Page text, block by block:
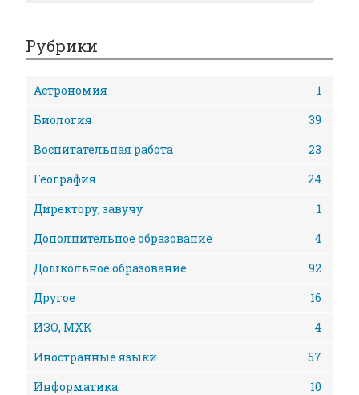
Рубрики
Астрономия
1
Биология
39
Воспитательная работа
23
География
24
Директору, завучу
1
Дополнительное образование
4
Дошкольное образование
92
Другое
16
ИЗО, МХК
4
Иностранные языки
57
Информатика
10